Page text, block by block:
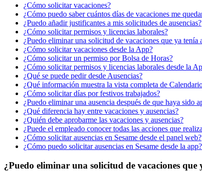
¿Cómo solicitar vacaciones?
¿Cómo puedo saber cuántos días de vacaciones me
¿Puedo añadir justificantes a mis solicitudes de ausencias?
¿Cómo solicitar permisos y licencias laborales?
¿Puedo eliminar una solicitud de vacaciones que ya tenía
¿Cómo solicitar vacaciones desde la App?
¿Cómo solicitar un permiso por Bolsa de Horas?
¿Cómo solicitar permisos y licencias laborales desde la
¿Qué se puede pedir desde Ausencias?
¿Qué información muestra la vista completa de
¿Cómo solicitar días por festivos trabajados?
¿Puedo eliminar una ausencia después de que haya sido
¿Qué diferencia hay entre vacaciones y ausencias?
¿Quién debe aprobarme las vacaciones y ausencias?
¿Puede el empleado conocer todas las acciones que
¿Cómo solicitar ausencias en Sesame desde el panel web?
¿Cómo puedo solicitar ausencias en Sesame desde la app?
¿Puedo eliminar una solicitud de vacaciones